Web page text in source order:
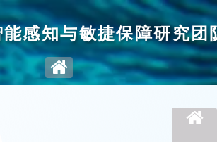
感知与敏捷保障研究团